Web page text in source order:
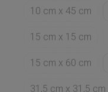
10 cm x 45 cm
15 cm x 15 cm
15 cm x 60 cm
31,5 cm x 31,5 cm